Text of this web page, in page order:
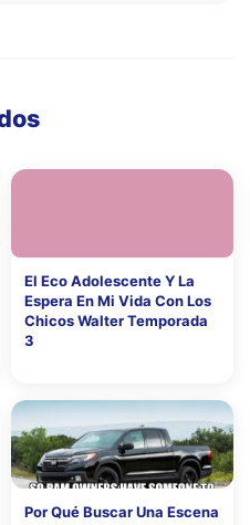
El Eco Adolescente Y La
Espera En Mi Vida Con Los
Chicos Walter Temporada
3
Por Qué Buscar Una Escena